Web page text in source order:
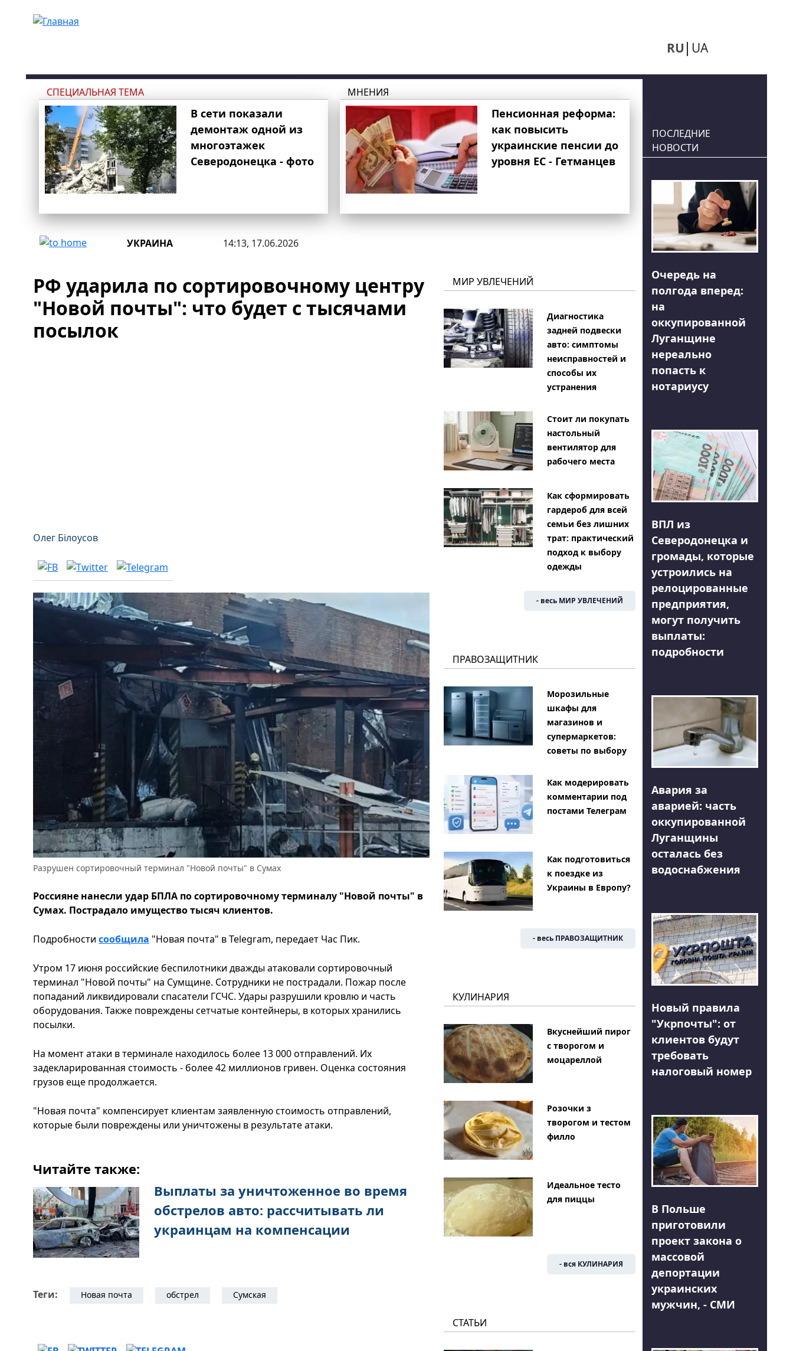
RU UA
СПЕЦИАЛЬНАЯ ТЕМА
В сети показали
демонтаж одной из
многоэтажек
Северодонецка - фото
МНЕНИЯ
Пенсионная реформа:
как повысить
украинские пенсии до
уровня ЕС - Гетманцев
УКРАИНА 14:13, 17.06.2026
РФ ударила по сортировочному центру
"Новой почты": что будет с тысячами
посылок
Олег Білоусов
Разрушен сортировочный терминал "Новой почты" в Сумах
Россияне нанесли удар БПЛА по сортировочному терминалу "Новой почты" в
Сумах. Пострадало имущество тысяч клиентов.
Подробности сообщила "Новая почта" в Telegram, передает Час Пик.
Утром 17 июня российские беспилотники дважды атаковали сортировочный
терминал "Новой почты" на Сумщине. Сотрудники не пострадали. Пожар после
попаданий ликвидировали спасатели ГСЧС. Удары разрушили кровлю и часть
оборудования. Также повреждены сетчатые контейнеры, в которых хранились
посылки.
На момент атаки в терминале находилось более 13 000 отправлений. Их
задекларированная стоимость - более 42 миллионов гривен. Оценка состояния
грузов еще продолжается.
"Новая почта" компенсирует клиентам заявленную стоимость отправлений,
которые были повреждены или уничтожены в результате атаки.
Читайте также:
Выплаты за уничтоженное во время
обстрелов авто: рассчитывать ли
украинцам на компенсации
Теги: Новая почта обстрел Сумская
МИР УВЛЕЧЕНИЙ
Диагностика
задней подвески
авто: симптомы
неисправностей и
способы их
устранения
Стоит ли покупать
настольный
вентилятор для
рабочего места
Как сформировать
гардероб для всей
семьи без лишних
трат: практический
подход к выбору
одежды
- весь МИР УВЛЕЧЕНИЙ
ПРАВОЗАЩИТНИК
Морозильные
шкафы для
магазинов и
супермаркетов:
советы по выбору
Как модерировать
комментарии под
постами Телеграм
Как подготовиться
к поездке из
Украины в Европу?
- весь ПРАВОЗАЩИТНИК
КУЛИНАРИЯ
Вкуснейший пирог
с творогом и
моцареллой
Розочки з
творогом и тестом
филло
Идеальное тесто
для пиццы
- вся КУЛИНАРИЯ
СТАТЬИ
ПОСЛЕДНИЕ
НОВОСТИ
Очередь на
полгода вперед:
на
оккупированной
Луганщине
нереально
попасть к
нотариусу
ВПЛ из
Северодонецка и
громады, которые
устроились на
релоцированные
предприятия,
могут получить
выплаты:
подробности
Авария за
аварией: часть
оккупированной
Луганщины
осталась без
водоснабжения
Новый правила
"Укрпочты": от
клиентов будут
требовать
налоговый номер
В Польше
приготовили
проект закона о
массовой
депортации
украинских
мужчин, - СМИ